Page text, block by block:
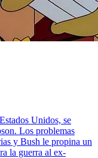
Unidos, se
Los problemas
y Bush le propina un
la guerra al ex-